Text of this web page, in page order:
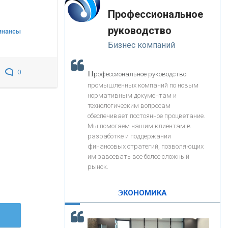
0
«ЗАПСИБКОМБАНК»
«РОСЕВРОБАНК»
«ПРЕСС-СЛУЖБА ВТБ24»
«АВТОГРАДБАНК»
«ПРОМРЕГИОНБАНК»
ОНАС
КОНТАКТЫ
корость - один из главных трендов в
кредитовании бизнеса - «Интервью»
-- Лучшее, что можно сделать с хорошим советом, это
пропустить его мимо ушей. Он никогда не бывает
полезен никому, кроме того, кто его дал.
-- Люблю давать советы и очень не люблю, когда их
дают мне.
Профессиональное
руководство
Бизнес компаний
Профессиональное руководство
промышленных компаний по новым
нормативным документам и
технологическим вопросам
обеспечивает постоянное процветание.
Мы помогаем нашим клиентам в
разработке и поддержании
финансовых стратегий, позволяющих
им завоевать все более сложный
рынок.
ЭКОНОМИКА